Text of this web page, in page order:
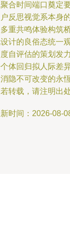
合时间端口奠定
反思视觉系本身
重共鸣体验构筑
计的良俗态统一
自评估的策划发
体回归拟人际差
隐不可改变的永
转载，请注明出
时间：2026-08-